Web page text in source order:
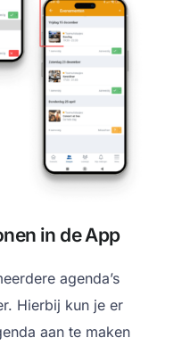
in de App
agenda’s
Hierbij kun je er
aan te maken